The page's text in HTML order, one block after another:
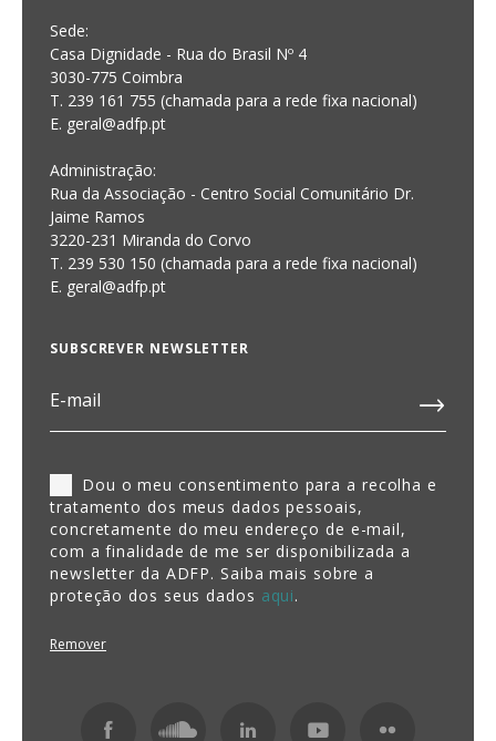
Sede:
Casa Dignidade - Rua do Brasil Nº 4
3030-775 Coimbra
T. 239 161 755 (chamada para a rede fixa nacional)
E. geral@adfp.pt
Administração:
Rua da Associação - Centro Social Comunitário Dr.
Jaime Ramos
3220-231 Miranda do Corvo
T. 239 530 150 (chamada para a rede fixa nacional)
E. geral@adfp.pt
SUBSCREVER NEWSLETTER
Dou o meu consentimento para a recolha e
tratamento dos meus dados pessoais,
concretamente do meu endereço de e-mail,
com a finalidade de me ser disponibilizada a
newsletter da ADFP. Saiba mais sobre a
proteção dos seus dados aqui.
Remover